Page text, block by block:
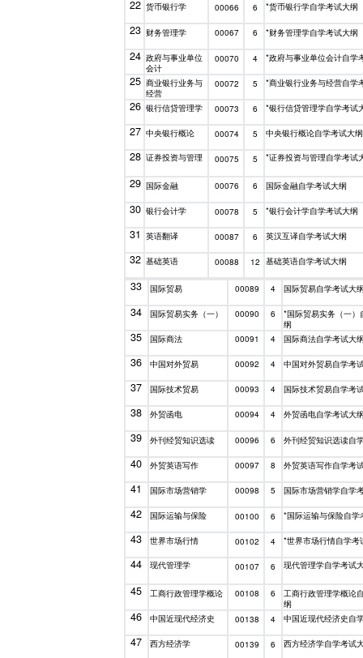
22 货币银行学 00066 6 *货币银行学自学考试大纲
23 财务管理学 00067 6 *财务管理学自学考试大纲
24 政府与事业单位
会计
00070 4 *政府与事业单位会计自学
25 商业银行业务与
经营
00072 5 *商业银行业务与经营自学
26 银行信贷管理学 00073 6 *银行信贷管理学自学考试
27 中央银行概论 00074 5 中央银行概论自学考试大纲
28 证券投资与管理 00075 5 *证券投资与管理自学考试
29 国际金融 00076 6 国际金融自学考试大纲
30 银行会计学 00078 5 *银行会计学自学考试大纲
31 英语翻译 00087 6 英汉互译自学考试大纲
32 基础英语 00088 12 基础英语自学考试大纲
33 国际贸易 00089 4 国际贸易自学考试大
34 国际贸易实务（一） 00090 6
*国际贸易实务（一）
纲
35 国际商法 00091 4 国际商法自学考试大
36 中国对外贸易 00092 4 中国对外贸易自学考
37 国际技术贸易 00093 4 国际技术贸易自学考
38 外贸函电 00094 4 外贸函电自学考试大
39 外刊经贸知识选读 00096 6 外刊经贸知识选读自
40 外贸英语写作 00097 8 外贸英语写作自学考
41 国际市场营销学 00098 5 国际市场营销学自学
42 国际运输与保险 00100 6 *国际运输与保险自学
43 世界市场行情 00102 4 *世界市场行情自学考
44 现代管理学 00107 6 现代管理学自学考试
45 工商行政管理学概论 00108 6
工商行政管理学概论
纲
46 中国近现代经济史 00138 4 中国近现代经济史自
47 西方经济学 00139 6 西方经济学自学考试